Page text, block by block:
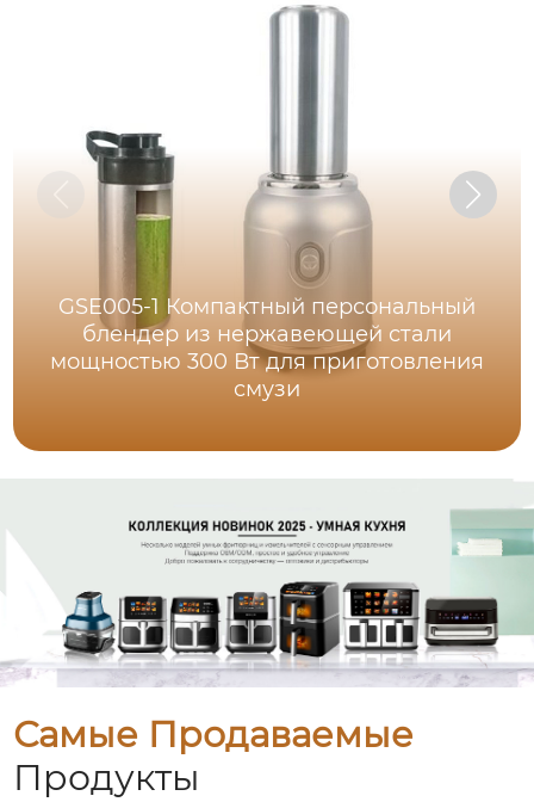
GSE005-1 Компактный персональный
блендер из нержавеющей стали
мощностью 300 Вт для приготовления
смузи
Самые Продаваемые
Продукты